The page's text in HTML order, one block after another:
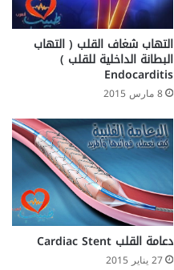
التهاب شغاف القلب ( التهاب
البطانة الداخلية للقلب )
Endocarditis
8 مارس 2015
دعامة القلب Cardiac Stent
27 يناير 2015